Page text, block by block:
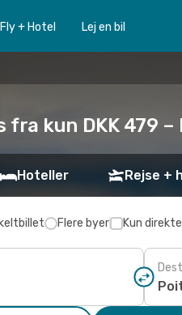
Fly + Hotel Lej en bil
kun DKK 479 –
Hoteller Rejse +
Flere byer Kun